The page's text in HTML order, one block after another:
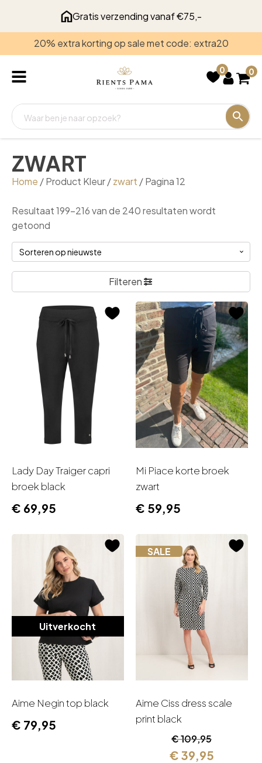
Gratis verzending vanaf €75,-
20% extra korting op sale met code: extra20
0 0
ZWART
Home / Product Kleur /zwart / Pagina 12
Resultaat 199–216 van de 240 resultaten wordt
getoond
op
nieuwste
Filteren
Lady Day Traiger capri
broek black
€ 69,95
Mi Piace korte broek
zwart
€ 59,95
Uitverkocht
Aime Negin top black
€ 79,95
SALE
Aime Ciss dress scale
print black
€109,95
prijs
€ 39,95
Huidige
prijs
Recent